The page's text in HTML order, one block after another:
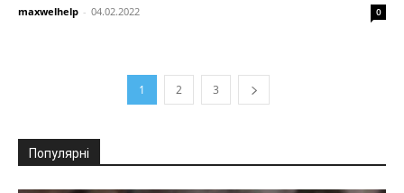
maxwelhelp - 04.02.2022 0
1 2 3
Популярні